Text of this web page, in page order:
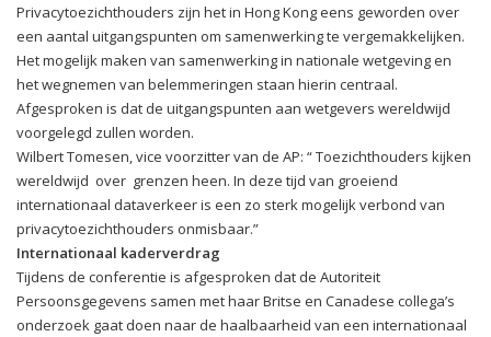
Privacytoezichthouders zijn het in Hong Kong eens geworden over
een aantal uitgangspunten om samenwerking te vergemakkelijken.
Het mogelijk maken van samenwerking in nationale wetgeving en
het wegnemen van belemmeringen staan hierin centraal.
Afgesproken is dat de uitgangspunten aan wetgevers wereldwijd
voorgelegd zullen worden.
Wilbert Tomesen, vice voorzitter van de AP: “ Toezichthouders kijken
wereldwijd over grenzen heen. In deze tijd van groeiend
internationaal dataverkeer is een zo sterk mogelijk verbond van
privacytoezichthouders onmisbaar.”
Internationaal kaderverdrag
Tijdens de conferentie is afgesproken dat de Autoriteit
Persoonsgegevens samen met haar Britse en Canadese collega’s
onderzoek gaat doen naar de haalbaarheid van een internationaal